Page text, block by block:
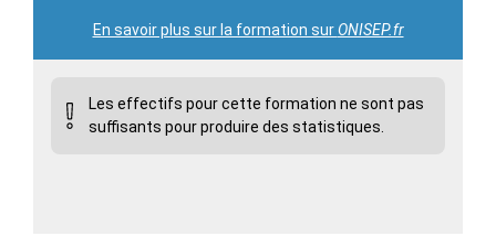
En savoir plus sur la formation surONISEP.fr
Les effectifs pour cette formation ne sont pas
suffisants pour produire des statistiques.